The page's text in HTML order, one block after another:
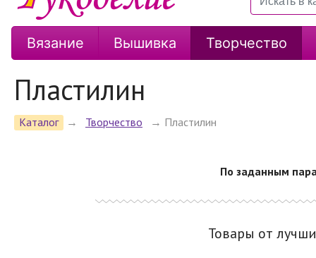
Вязание Вышивка Творчество
Пластилин
Каталог → Творчество → Пластилин
По заданным
Товары от